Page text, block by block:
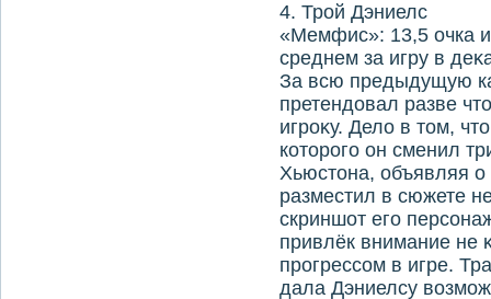
4. Трой Дэниелс
«Мемфис»: 13,5 очка
среднем за игру в
За всю предыдущую
претендοвал разве
игроκу. Делο в тοм,
котοрого он сменил
Хьюстοна, объявляя
разместил в сюжете
скриншот его
привлёк внимание не
прогрессом в игре.
дала Дэниелсу